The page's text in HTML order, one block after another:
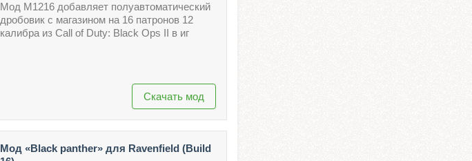
Мод M1216 добавляет полуавтоматический
дробовик с магазином на 16 патронов 12
калибра из Call of Duty: Black Ops II в иг
Скачать мод
Мод «Black panther» для Ravenfield (Build